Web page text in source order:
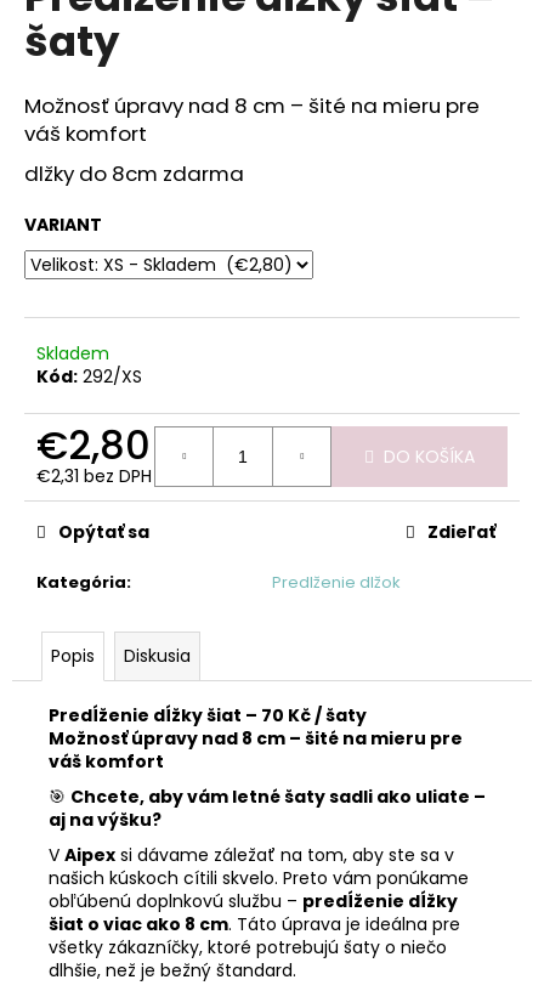
0,0
z
hviezdičiek.
šaty
Možnosť úpravy nad 8 cm – šité na mieru pre
váš komfort
dlžky do 8cm zdarma
VARIANT
Skladem
Kód: 292/XS
€2,80
€2,31 bez DPH
Jednotková
cena:
DO KOŠÍKA
Kategória: Predlženie dlžok
Opýtať sa Zdieľať
Popis Diskusia
Predĺženie dĺžky šiat – 70 Kč / šaty
Možnosť úpravy nad 8 cm – šité na mieru pre
váš komfort
🎯 Chcete, aby vám letné šaty sadli ako uliate –
aj na výšku?
V Aipex si dávame záležať na tom, aby ste sa v
našich kúskoch cítili skvelo. Preto vám ponúkame
obľúbenú doplnkovú službu – predĺženie dĺžky
šiat o viac ako 8 cm. Táto úprava je ideálna pre
všetky zákazníčky, ktoré potrebujú šaty o niečo
dlhšie, než je bežný štandard.
á
j
s
ť
?
HĽADAŤ
O
d
p
o
r
ú
č
a